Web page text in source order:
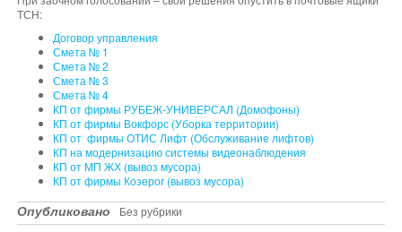
ТСН:
Договор управления
Смета № 1
Смета № 2
Смета № 3
Смета № 4
КП от фирмы РУБЕЖ-УНИВЕРСАЛ (Домофоны)
КП от фирмы Вокфорс (Уборка территории)
КП от фирмы ОТИС Лифт (Обслуживание лифтов)
КП на модернизацию системы видеонаблюдения
КП от МП ЖХ (вывоз мусора)
КП от фирмы Козерог (вывоз мусора)
Опубликовано Без рубрики